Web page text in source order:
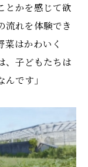
とかを感じて欲
流れを体験でき
はかわいく
、子どもたちは
です」